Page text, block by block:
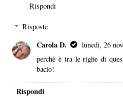
Rispondi
Risposte
Carola D.
lunedì, 26
perchè è tra le righe di
bacio!
Rispondi